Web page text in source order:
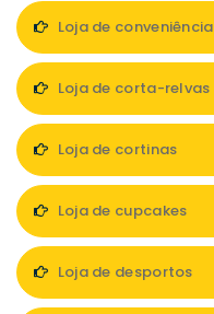
Loja de conveniência
Loja de corta-relvas
Loja de cortinas
Loja de cupcakes
Loja de desportos